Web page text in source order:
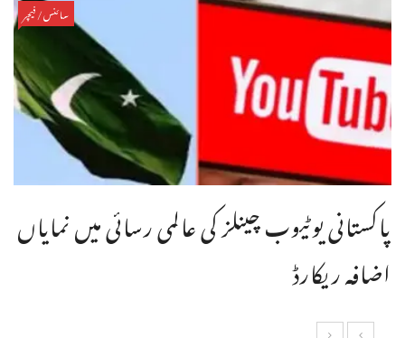
سائنس/فیچر
پاکستانی یوٹیوب چینلز کی عالمی رسائی میں نمایاں
اضافہ ریکارڈ